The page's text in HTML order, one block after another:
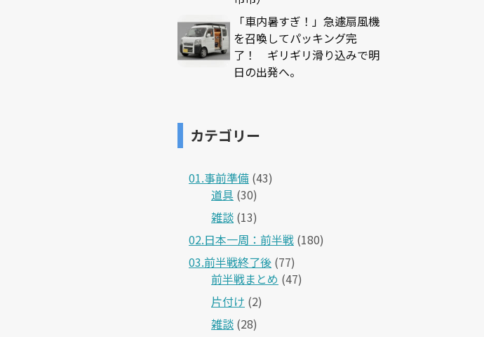
「車内暑すぎ！」急遽扇風機
を召喚してパッキング完
了！ ギリギリ滑り込みで明
日の出発へ。
カテゴリー
01.事前準備 (43)
道具 (30)
雑談 (13)
02.日本一周：前半戦 (180)
03.前半戦終了後 (77)
前半戦まとめ (47)
片付け (2)
雑談 (28)